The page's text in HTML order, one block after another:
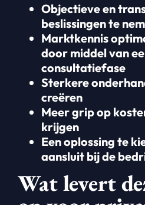
Objectieve en
beslissingen te
Marktkennis
door middel van
consultatiefase
Sterkere
creëren
Meer grip op
krijgen
Een oplossing te
aansluit bij de
Wat levert